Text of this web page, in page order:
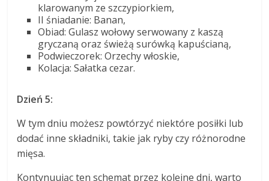
klarowanym ze szczypiorkiem,
II śniadanie: Banan,
Obiad: Gulasz wołowy serwowany z kaszą
gryczaną oraz świeżą surówką kapuścianą,
Podwieczorek: Orzechy włoskie,
Kolacja: Sałatka cezar.
Dzień 5:
W tym dniu możesz powtórzyć niektóre posiłki lub
dodać inne składniki, takie jak ryby czy różnorodne
mięsa.
Kontynuując ten schemat przez kolejne dni, warto